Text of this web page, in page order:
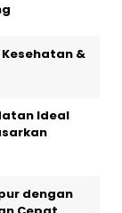
&
Ideal
dengan